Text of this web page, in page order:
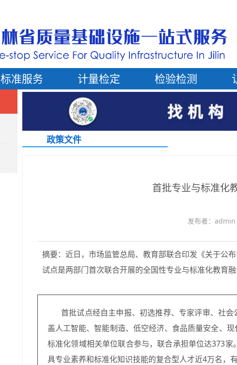
标准服务 计量检定 检验检测
政策文件
首批专业与标准化
发布者：
摘要：近日，市场监管总局、教育部联合印发《关于公
试点是两部门首次联合开展的全国性专业与标准化教育
首批试点经自主申报、初选推荐、专家评审、社
盖人工智能、智能制造、低空经济、食品质量安全、
标准化领域相关单位联合参与，联合承担单位达373
具专业素养和标准化知识技能的复合型人才近4万名，